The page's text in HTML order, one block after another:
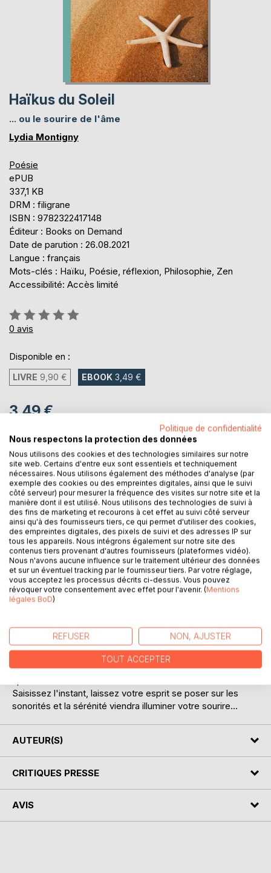
Haïkus du Soleil
... ou le sourire de l'âme
Lydia Montigny
Poésie
ePUB
337,1 KB
DRM : filigrane
ISBN : 9782322417148
Éditeur : Books on Demand
Date de parution : 26.08.2021
Langue : français
Mots-clés : Haïku, Poésie, réflexion, Philosophie, Zen
Accessibilité: Accès limité
Évaluation:
0%
0 avis
Disponible en :
LIVRE 9,90 € EBOOK 3,49 €
3,49 €
Téléchargement disponible dès maintenant
AJOUTER AU PANIER
Ajouter à ma liste d'envies
Laisser un avis
Un nouveau recueil d'Haïkus apparait dans les jours de
l'été et la lumière de ses mots traverse les pages pour
Saisissez l'instant, laissez votre esprit se poser sur les
sonorités et la sérénité viendra illuminer votre sourire...
AUTEUR(S)
CRITIQUES PRESSE
AVIS
Politique de confidentialité
Nous respectons la protection des données
Nous utilisons des cookies et des technologies similaires sur notre
site web. Certains d'entre eux sont essentiels et techniquement
nécessaires. Nous utilisons également des méthodes d'analyse (par
exemple des cookies ou des empreintes digitales, ainsi que le suivi
côté serveur) pour mesurer la fréquence des visites sur notre site et la
manière dont il est utilisé. Nous utilisons des technologies de suivi à
des fins de marketing et recourons à cet effet au suivi côté serveur
ainsi qu'à des fournisseurs tiers, ce qui permet d'utiliser des cookies,
des empreintes digitales, des pixels de suivi et des adresses IP sur
tous les appareils. Nous intégrons également sur notre site des
contenus tiers provenant d'autres fournisseurs (plateformes vidéo).
Nous n'avons aucune influence sur le traitement ultérieur des données
et sur un éventuel tracking par le fournisseur tiers. Par votre réglage,
vous acceptez les processus décrits ci-dessus. Vous pouvez
révoquer votre consentement avec effet pour l'avenir. (Mentions
légales BoD)
REFUSER NON, AJUSTER
TOUT ACCEPTER